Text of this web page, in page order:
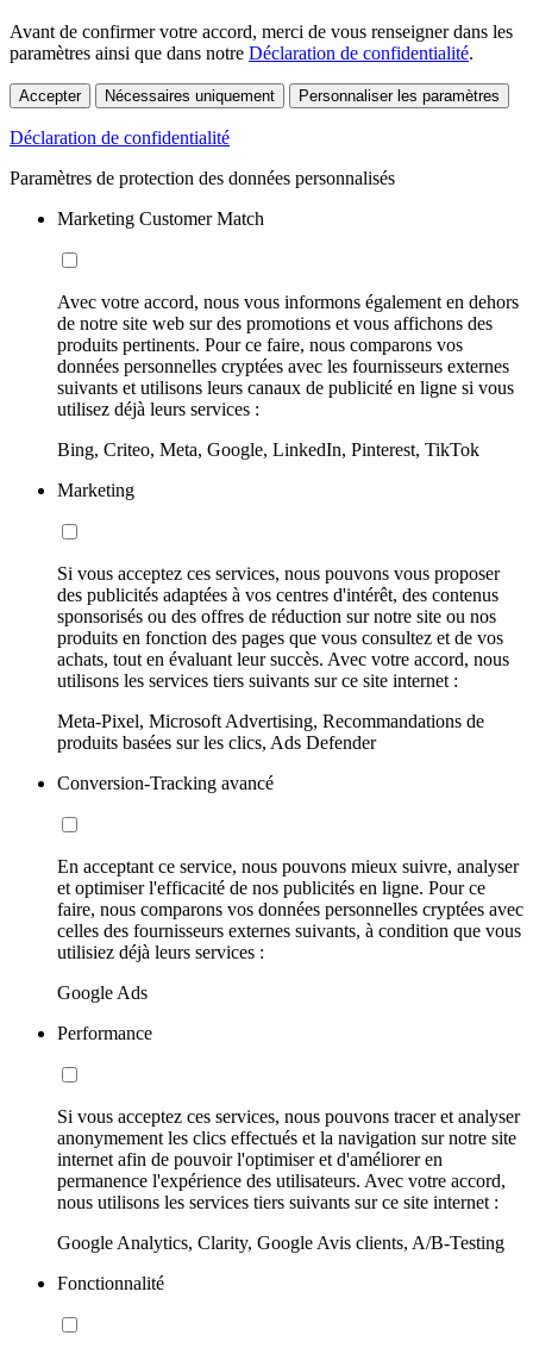
Avant de confirmer votre accord, merci de vous renseigner dans les
paramètres ainsi que dans notre Déclaration de confidentialité.
Accepter Nécessaires uniquement Personnaliser les paramètres
Déclaration de confidentialité
Paramètres de protection des données personnalisés
Marketing Customer Match
Avec votre accord, nous vous informons également en dehors
de notre site web sur des promotions et vous affichons des
produits pertinents. Pour ce faire, nous comparons vos
données personnelles cryptées avec les fournisseurs externes
suivants et utilisons leurs canaux de publicité en ligne si vous
utilisez déjà leurs services :
Bing, Criteo, Meta, Google, LinkedIn, Pinterest, TikTok
Marketing
Si vous acceptez ces services, nous pouvons vous proposer
des publicités adaptées à vos centres d'intérêt, des contenus
sponsorisés ou des offres de réduction sur notre site ou nos
produits en fonction des pages que vous consultez et de vos
achats, tout en évaluant leur succès. Avec votre accord, nous
utilisons les services tiers suivants sur ce site internet :
Meta-Pixel, Microsoft Advertising, Recommandations de
produits basées sur les clics, Ads Defender
Conversion-Tracking avancé
En acceptant ce service, nous pouvons mieux suivre, analyser
et optimiser l'efficacité de nos publicités en ligne. Pour ce
faire, nous comparons vos données personnelles cryptées avec
celles des fournisseurs externes suivants, à condition que vous
utilisiez déjà leurs services :
Google Ads
Performance
Si vous acceptez ces services, nous pouvons tracer et analyser
anonymement les clics effectués et la navigation sur notre site
internet afin de pouvoir l'optimiser et d'améliorer en
permanence l'expérience des utilisateurs. Avec votre accord,
nous utilisons les services tiers suivants sur ce site internet :
Google Analytics, Clarity, Google Avis clients, A/B-Testing
Fonctionnalité